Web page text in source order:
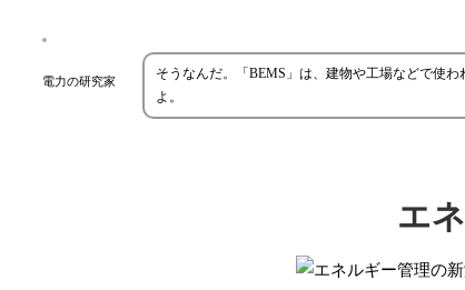
電力の研究家
そうなんだ。「BEMS」は、建物や工場などで使
よ。
エ